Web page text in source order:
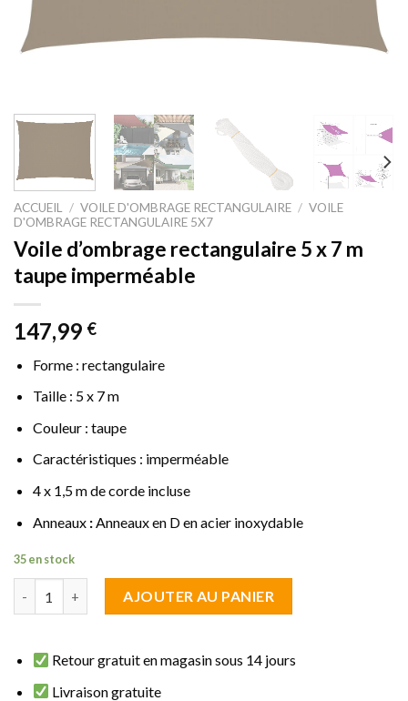
ACCUEIL / VOILE D'OMBRAGE RECTANGULAIRE / VOILE
D'OMBRAGE RECTANGULAIRE 5X7
Voile d’ombrage rectangulaire 5 x 7 m
taupe imperméable
147,99 €
Forme : rectangulaire
Taille : 5 x 7 m
Couleur : taupe
Caractéristiques : imperméable
4 x 1,5 m de corde incluse
Anneaux: Anneaux en D en acier inoxydable
35 en stock
AJOUTER AU PANIER
Retour gratuit en magasin sous 14 jours
Livraison gratuite